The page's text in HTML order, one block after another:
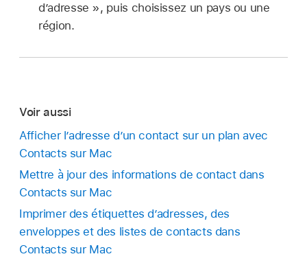
d’adresse », puis choisissez un pays ou une
région.
Voir aussi
Afficher l’adresse d’un contact sur un plan avec
Contacts sur Mac
Mettre à jour des informations de contact dans
Contacts sur Mac
Imprimer des étiquettes d’adresses, des
enveloppes et des listes de contacts dans
Contacts sur Mac